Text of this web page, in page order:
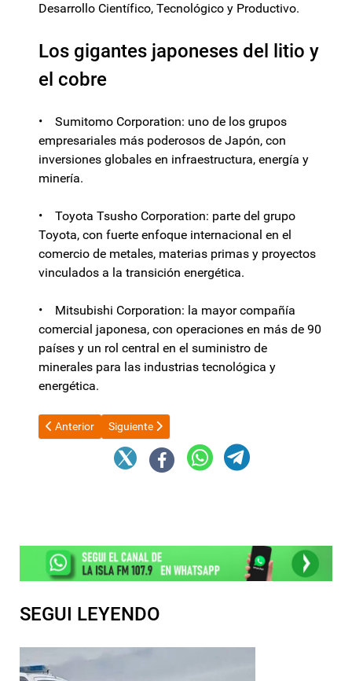
Desarrollo Científico, Tecnológico y Productivo.
Los gigantes japoneses del litio y
el cobre
• Sumitomo Corporation: uno de los grupos
empresariales más poderosos de Japón, con
inversiones globales en infraestructura, energía y
minería.
• Toyota Tsusho Corporation: parte del grupo
Toyota, con fuerte enfoque internacional en el
comercio de metales, materias primas y proyectos
vinculados a la transición energética.
• Mitsubishi Corporation: la mayor compañía
comercial japonesa, con operaciones en más de 90
países y un rol central en el suministro de
minerales para las industrias tecnológica y
energética.
Artículo anterior: El Senado debate este jueves el rechazo al
Anterior Artículo siguiente: Unos 1.100 efectivos
Siguiente
SEGUI LEYENDO